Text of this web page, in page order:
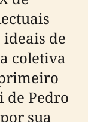
de
coletiva
de Pedro
sua